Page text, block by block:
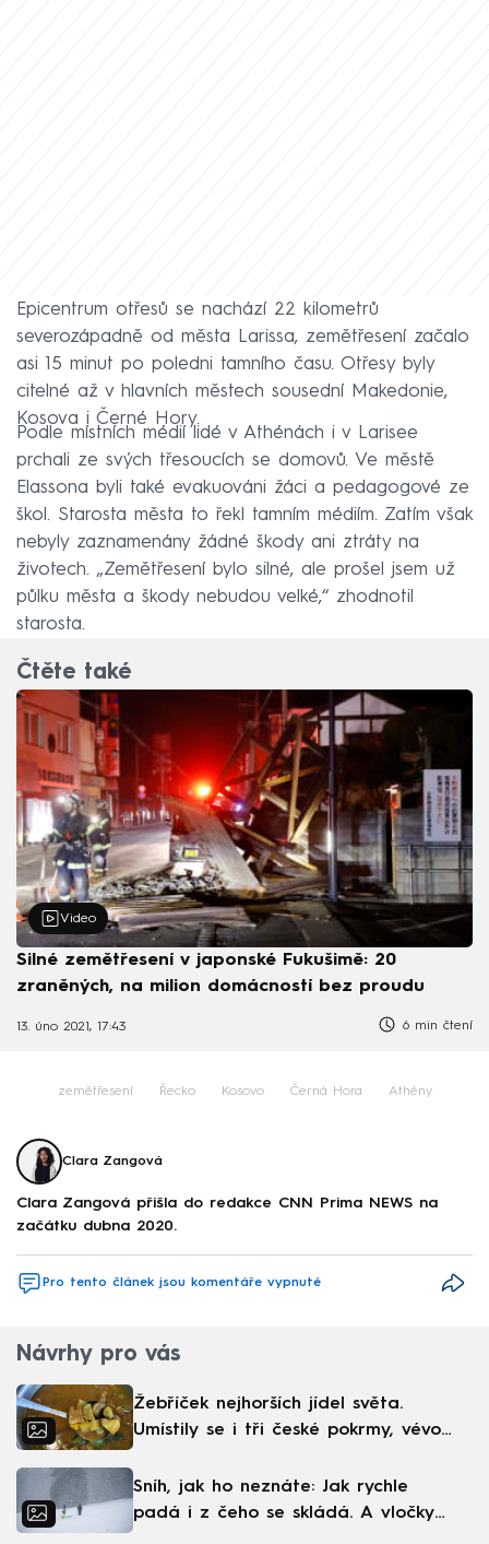
Epicentrum otřesů se nachází 22 kilometrů
severozápadně od města Larissa, zemětřesení začalo
asi 15 minut po poledni tamního času. Otřesy byly
citelné až v hlavních městech sousední Makedonie,
Kosova i Černé Hory.
Podle místních médií lidé v Athénách i v Larisee
prchali ze svých třesoucích se domovů. Ve městě
Elassona byli také evakuováni žáci a pedagogové ze
škol. Starosta města to řekl tamním médiím. Zatím však
nebyly zaznamenány žádné škody ani ztráty na
životech. „Zemětřesení bylo silné, ale prošel jsem už
půlku města a škody nebudou velké,“ zhodnotil
starosta.
Čtěte také
Video
Silné zemětřesení v japonské Fukušimě: 20
zraněných, na milion domácností bez proudu
13. úno 2021, 17:43 6 min čtení
zemětřesení Řecko Kosovo Černá Hora Athény
Clara Zangová
Clara Zangová přišla do redakce CNN Prima NEWS na
začátku dubna 2020.
Pro tento článek jsou komentáře vypnuté
Návrhy pro vás
Žebříček nejhorších jídel světa.
Umístily se i tři české pokrmy, vévodí
Sníh, jak ho neznáte: Jak rychle
padá i z čeho se skládá. A vločky